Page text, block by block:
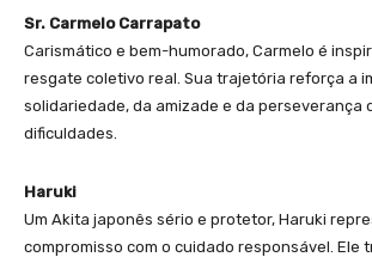
Sr. Carmelo Carrapato
Carismático e bem-humorado, Carmelo é
resgate coletivo real. Sua trajetória reforça a
solidariedade, da amizade e da perseverança
dificuldades.
Haruki
Um Akita japonês sério e protetor, Haruki
compromisso com o cuidado responsável. Ele